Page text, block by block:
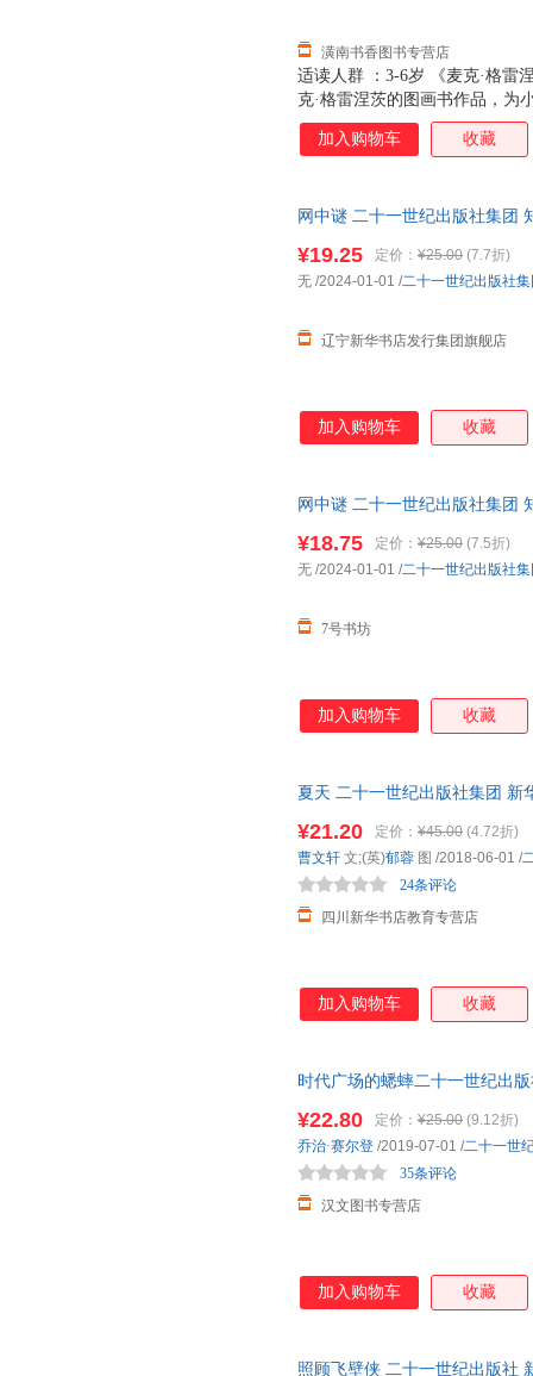
适读人群 ：3-6岁 《麦克·格雷
克·格雷涅茨的图画书作品，为
事。意境的展开妙趣横生，充
喜，适合2-6岁幼儿阅读。是
潢南书香图书专营店
加入购物车 收藏
网中谜 二十一世纪出版社集团
¥19.25 定价： ¥25.00 (7.7折)
辽宁新华书店发行集团旗舰店
无 /2024-01-01 /二十一世纪出版社
加入购物车 收藏
网中谜 二十一世纪出版社集团
¥18.75 定价： ¥25.00 (7.5折)
7号书坊
无 /2024-01-01 /二十一世纪出版社
加入购物车 收藏
夏天 二十一世纪出版社集团 新
¥21.20 定价： ¥45.00 (4.72折)
四川新华书店教育专营店
24条评论
曹文轩 文;(英)郁蓉 图 /2018-06-01 /
加入购物车 收藏
时代广场的蟋蟀二十一世纪出
¥22.80 定价： ¥25.00 (9.12折)
汉文图书专营店
35条评论
乔治·赛尔登 /2019-07-01 /二十一世
加入购物车 收藏
照顾飞壁侠 二十一世纪出版社